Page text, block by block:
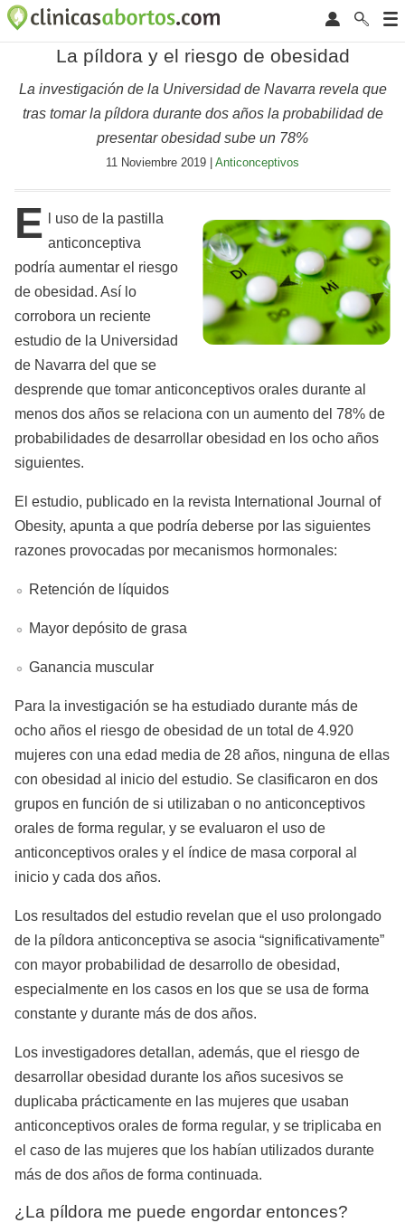
La píldora y el riesgo de obesidad
La investigación de la Universidad de Navarra revela que
tras tomar la píldora durante dos años la probabilidad de
presentar obesidad sube un 78%
11 Noviembre 2019 | Anticonceptivos
E
l uso de la pastilla
anticonceptiva
podría aumentar el riesgo
de obesidad. Así lo
corrobora un reciente
estudio de la Universidad
de Navarra del que se
desprende que tomar anticonceptivos orales durante al
menos dos años se relaciona con un aumento del 78% de
probabilidades de desarrollar obesidad en los ocho años
siguientes.
El estudio, publicado en la revista International Journal of
Obesity, apunta a que podría deberse por las siguientes
razones provocadas por mecanismos hormonales:
Retención de líquidos
Mayor depósito de grasa
Ganancia muscular
Para la investigación se ha estudiado durante más de
ocho años el riesgo de obesidad de un total de 4.920
mujeres con una edad media de 28 años, ninguna de ellas
con obesidad al inicio del estudio. Se clasificaron en dos
grupos en función de si utilizaban o no anticonceptivos
orales de forma regular, y se evaluaron el uso de
anticonceptivos orales y el índice de masa corporal al
inicio y cada dos años.
Los resultados del estudio revelan que el uso prolongado
de la píldora anticonceptiva se asocia “significativamente”
con mayor probabilidad de desarrollo de obesidad,
especialmente en los casos en los que se usa de forma
constante y durante más de dos años.
Los investigadores detallan, además, que el riesgo de
desarrollar obesidad durante los años sucesivos se
duplicaba prácticamente en las mujeres que usaban
anticonceptivos orales de forma regular, y se triplicaba en
el caso de las mujeres que los habían utilizados durante
más de dos años de forma continuada.
¿La píldora me puede engordar entonces?